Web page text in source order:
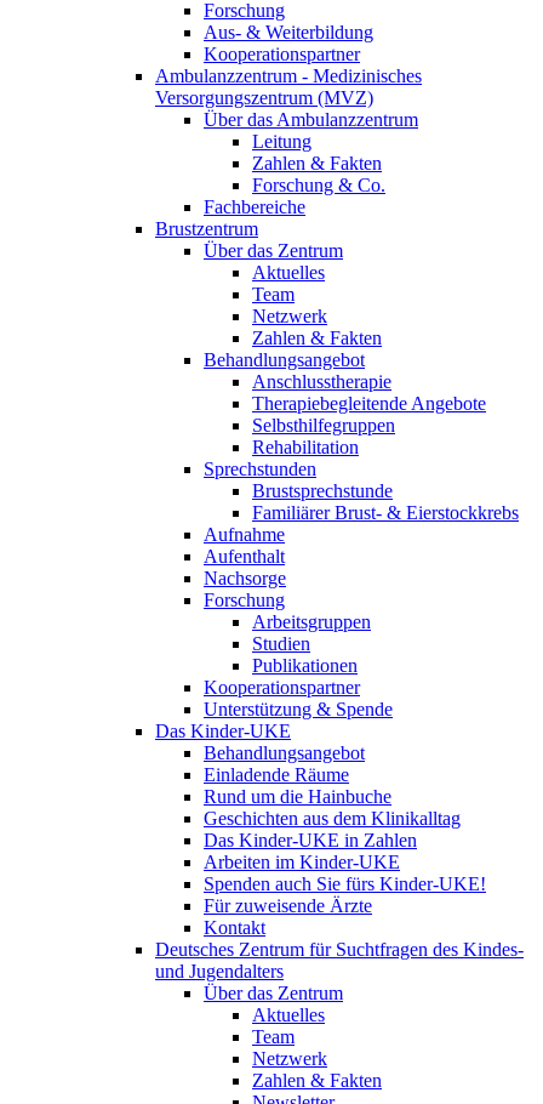
Forschung
Aus- & Weiterbildung
Kooperationspartner
Ambulanzzentrum - Medizinisches
Versorgungszentrum (MVZ)
Über das Ambulanzzentrum
Leitung
Zahlen & Fakten
Forschung & Co.
Fachbereiche
Brustzentrum
Über das Zentrum
Aktuelles
Team
Netzwerk
Zahlen & Fakten
Behandlungsangebot
Anschlusstherapie
Therapiebegleitende Angebote
Selbsthilfegruppen
Rehabilitation
Sprechstunden
Brustsprechstunde
Familiärer Brust- & Eierstockkrebs
Aufnahme
Aufenthalt
Nachsorge
Forschung
Arbeitsgruppen
Studien
Publikationen
Kooperationspartner
Unterstützung & Spende
Das Kinder-UKE
Behandlungsangebot
Einladende Räume
Rund um die Hainbuche
Geschichten aus dem Klinikalltag
Das Kinder-UKE in Zahlen
Arbeiten im Kinder-UKE
Spenden auch Sie fürs Kinder-UKE!
Für zuweisende Ärzte
Kontakt
Deutsches Zentrum für Suchtfragen des Kindes-
und Jugendalters
Über das Zentrum
Aktuelles
Team
Netzwerk
Zahlen & Fakten